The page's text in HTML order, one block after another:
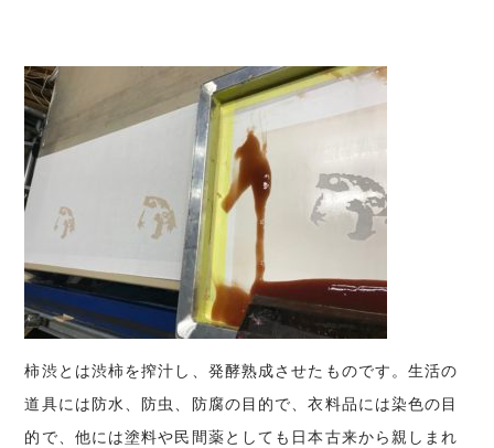
柿渋とは渋柿を搾汁し、発酵熟成させたものです。生活の
道具には防水、防虫、防腐の目的で、衣料品には染色の目
的で、他には塗料や民間薬としても日本古来から親しまれ